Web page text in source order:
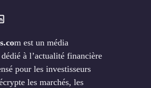
m est un média
à l’actualité financière
pour les investisseurs
les marchés, les